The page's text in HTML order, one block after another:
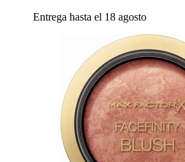
Entrega hasta el 18 agosto